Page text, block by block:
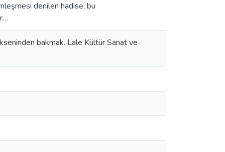
denilen hadise, bu
bakmak. Lale Kültür Sanat ve